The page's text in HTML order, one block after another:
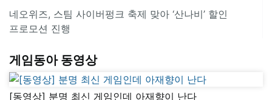
네오위즈, 스팀 사이버펑크 축제 맞아 ‘산나비’ 할인
프로모션 진행
게임동아 동영상
[동영상] 분명 최신 게임인데 아재향이 난다